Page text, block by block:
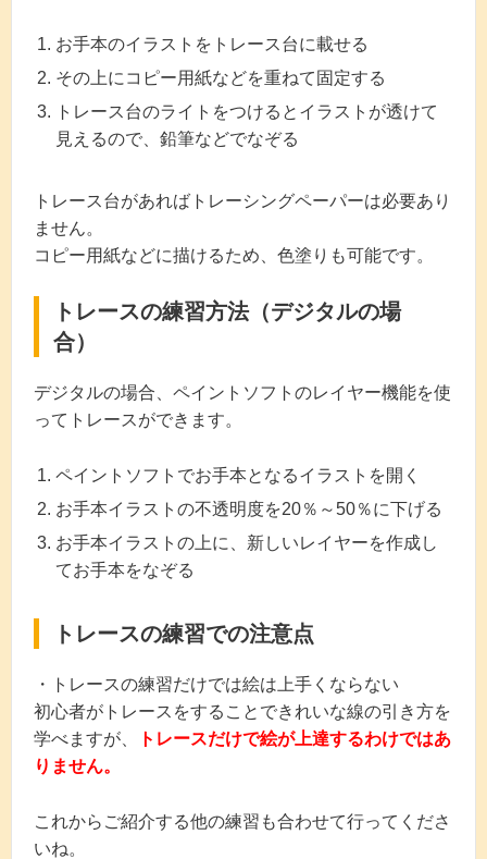
お手本のイラストをトレース台に載せる
その上にコピー用紙などを重ねて固定する
トレース台のライトをつけるとイラストが透けて
見えるので、鉛筆などでなぞる
トレース台があればトレーシングペーパーは必要あり
ません。
コピー用紙などに描けるため、色塗りも可能です。
トレースの練習方法（デジタルの場
合）
デジタルの場合、ペイントソフトのレイヤー機能を使
ってトレースができます。
ペイントソフトでお手本となるイラストを開く
お手本イラストの不透明度を20％～50％に下げる
お手本イラストの上に、新しいレイヤーを作成し
てお手本をなぞる
トレースの練習での注意点
・トレースの練習だけでは絵は上手くならない
初心者がトレースをすることできれいな線の引き方を
学べますが、
トレースだけで絵が上達するわけではあ
りません。
これからご紹介する他の練習も合わせて行ってくださ
いね。